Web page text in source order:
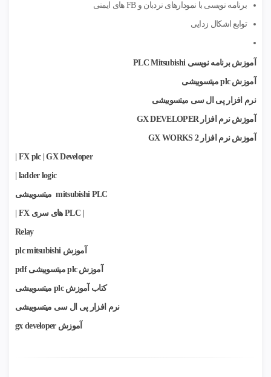
برنامه نویسی با نمودارهای نردبان و FB های ایمنی
توابع اشکال زدایی
آموزش برنامه‌ نویسی PLC Mitsubishi
آموزش plc میتسوبیشی
نرم افزار پی ال سی میتسوبیشی
آموزش نرم افزار GX DEVELOPER
آموزش نرم افزار 2 GX WORKS
FX plc GX Developer
ladder logic
mitsubishi PLC میتسوبیشی
PLC های سری FX
Relay
آموزش plc mitsubishi
آموزش plc میتسوبیشی pdf
کتاب آموزش plc میتسوبیشی
نرم افزار پی ال سی میتسوبیشی
آموزش gx developer